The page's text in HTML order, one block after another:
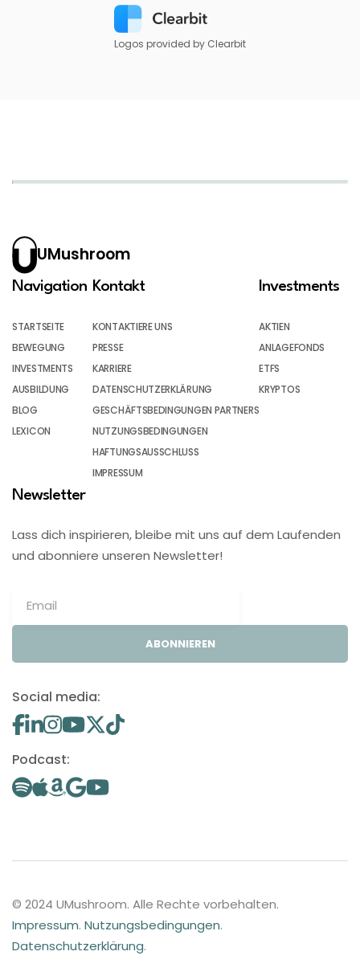
Logos provided by Clearbit
UMushroom
Navigation
STARTSEITE
BEWEGUNG
INVESTMENTS
AUSBILDUNG
BLOG
LEXICON
Kontakt
KONTAKTIERE UNS
PRESSE
KARRIERE
DATENSCHUTZERKLÄRUNG
GESCHÄFTSBEDINGUNGEN PARTNERS
NUTZUNGSBEDINGUNGEN
HAFTUNGSAUSSCHLUSS
IMPRESSUM
Investments
AKTIEN
ANLAGEFONDS
ETFS
KRYPTOS
Newsletter
Lass dich inspirieren, bleibe mit uns auf dem Laufenden
und abonniere unseren Newsletter!
ABONNIEREN
Social media:
Podcast:
© 2024 UMushroom. Alle Rechte vorbehalten.
Impressum. Nutzungsbedingungen.
Datenschutzerklärung.